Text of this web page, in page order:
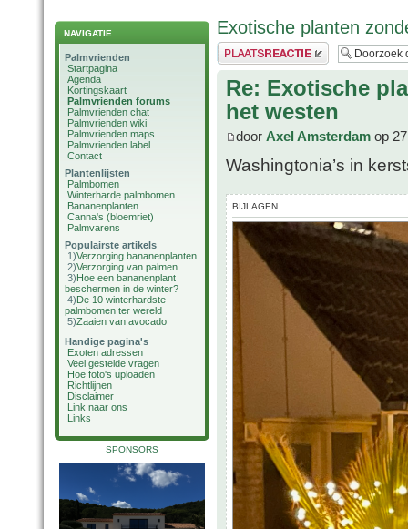
NAVIGATIE
Palmvrienden
Startpagina
Agenda
Kortingskaart
Palmvrienden forums
Palmvrienden chat
Palmvrienden wiki
Palmvrienden maps
Palmvrienden label
Contact
Plantenlijsten
Palmbomen
Winterharde palmbomen
Bananenplanten
Canna's (bloemriet)
Palmvarens
Populairste artikels
1)Verzorging bananenplanten
2)Verzorging van palmen
3)Hoe een bananenplant
beschermen in de winter?
4)De 10 winterhardste
palmbomen ter wereld
5)Zaaien van avocado
Handige pagina's
Exoten adressen
Veel gestelde vragen
Hoe foto's uploaden
Richtlijnen
Disclaimer
Link naar ons
Links
SPONSORS
Exotische planten
Plaats een reactie
Re: Exotische
het westen
door Axel Amsterdam op
Washingtonia’s in
BIJLAGEN